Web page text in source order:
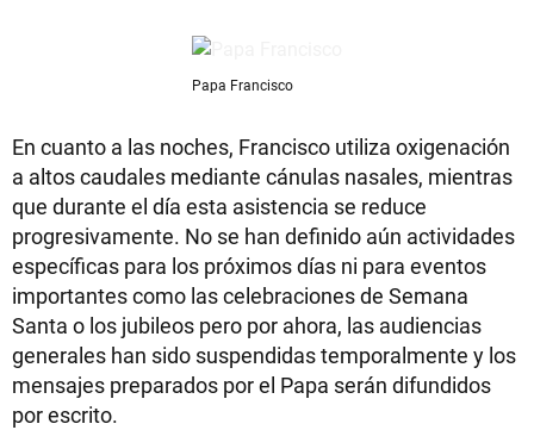
Papa Francisco
En cuanto a las noches, Francisco utiliza oxigenación
a altos caudales mediante cánulas nasales, mientras
que durante el día esta asistencia se reduce
progresivamente. No se han definido aún actividades
específicas para los próximos días ni para eventos
importantes como las celebraciones de Semana
Santa o los jubileos pero por ahora, las audiencias
generales han sido suspendidas temporalmente y los
mensajes preparados por el Papa serán difundidos
por escrito.